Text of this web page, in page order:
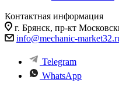
Контактная информация
г. Брянск, пр-кт
info@mechanic-
Telegram
WhatsApp